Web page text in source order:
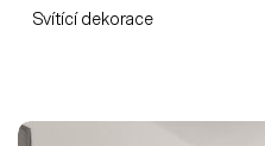
Svítící dekorace